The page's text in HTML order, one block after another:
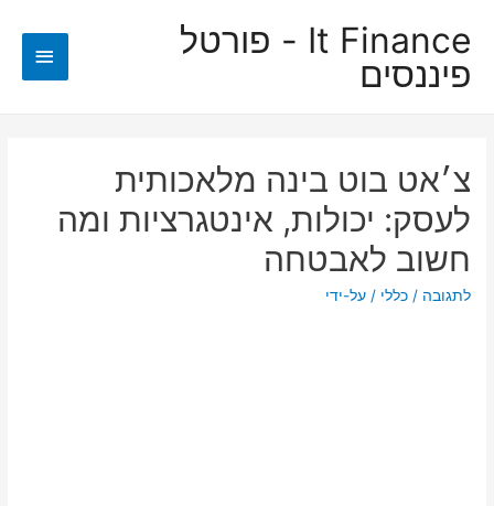
It Finance - פורטל
פיננסים
צ׳אט בוט בינה מלאכותית
לעסק: יכולות, אינטגרציות ומה
חשוב לאבטחה
לתגובה /כללי / על-ידי